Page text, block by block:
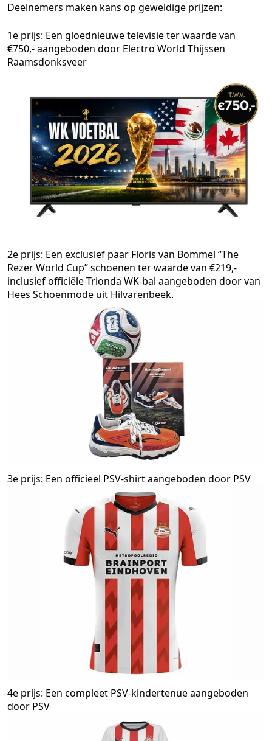
Deelnemers maken kans op geweldige prijzen:
1e prijs: Een gloednieuwe televisie ter waarde van
€750,- aangeboden door Electro World Thijssen
Raamsdonksveer
2e prijs: Een exclusief paar Floris van Bommel “The
Rezer World Cup” schoenen ter waarde van €219,-
inclusief officiële Trionda WK-bal aangeboden door van
Hees Schoenmode uit Hilvarenbeek.
3e prijs: Een officieel PSV-shirt aangeboden door PSV
4e prijs: Een compleet PSV-kindertenue aangeboden
door PSV